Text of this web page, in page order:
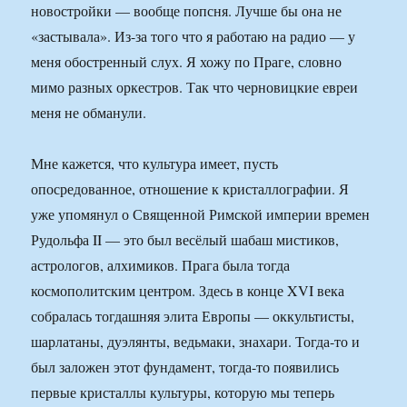
новостройки — вообще попсня. Лучше бы она не
«застывала». Из-за того что я работаю на радио — у
меня обостренный слух. Я хожу по Праге, словно
мимо разных оркестров. Так что черновицкие евреи
меня не обманули.
Мне кажется, что культура имеет, пусть
опосредованное, отношение к кристаллографии. Я
уже упомянул о Священной Римской империи времен
Рудольфа II — это был весёлый шабаш мистиков,
астрологов, алхимиков. Прага была тогда
космополитским центром. Здесь в конце XVI века
собралась тогдашняя элита Европы — оккультисты,
шарлатаны, дуэлянты, ведьмаки, знахари. Тогда-то и
был заложен этот фундамент, тогда-то появились
первые кристаллы культуры, которую мы теперь